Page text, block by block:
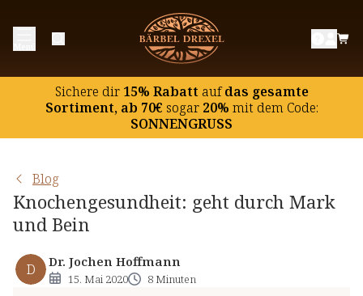
Sichere dir15% Rabatt aufdas gesamte
Sortiment, ab 70€ sogar20% mit dem Code:
SONNENGRUSS
Blog
Knochengesundheit: geht durch Mark
und Bein
D Dr. Jochen Hoffmann
15. Mai 2020 8 Minuten
Was leisten unsere Knochen?
Wie viele Knochen hat der Mensch?
Knochenaufbau
Knochenumbau
Calcium als Nahrungsergänzung
Ein Vitamin für die Knochen: Vitamin D
Ein wichtiger Baustein: Silicium